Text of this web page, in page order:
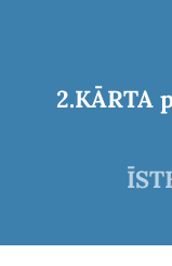
2.KĀRTA